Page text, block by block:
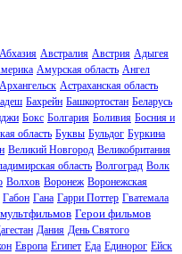
Абхазия Австралия Австрия Адыгея
Амурская область Ангел
Архангельск Астраханская область
Бахрейн Башкортостан Беларусь
Бокс Болгария Боливия Босния и
область Буквы Бульдог Буркина
Великий Новгород Великобритания
область Волгоград Волк
Волхов Воронеж Воронежская
Габон Гана Гарри Поттер Гватемала
Герои фильмов
Дания День Святого
Европа Египет Еда Единорог Ейск